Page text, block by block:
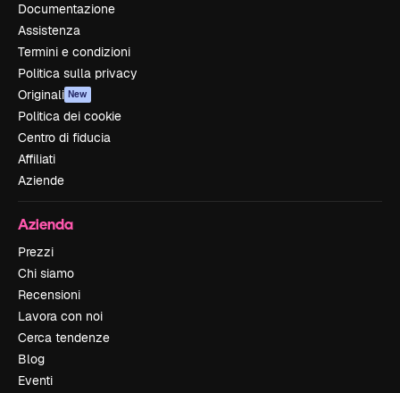
Documentazione
Assistenza
Termini e condizioni
Politica sulla privacy
Originali New
Politica dei cookie
Centro di fiducia
Affiliati
Aziende
Azienda
Prezzi
Chi siamo
Recensioni
Lavora con noi
Cerca tendenze
Blog
Eventi